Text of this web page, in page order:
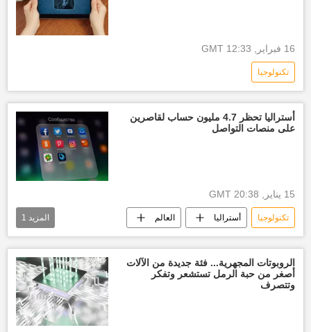
16 فبراير, 12:33 GMT
تكنولوجيا
أستراليا تحظر 4.7 مليون حساب لقاصرين
على منصات التواصل
15 يناير, 20:38 GMT
تكنولوجيا أستراليا العالم
أخبار العالم الآن
المزيد 1
الروبوتات المجهرية... فئة جديدة من الآلات
أصغر من حبة الرمل تستشعر وتفكر
وتتصرف